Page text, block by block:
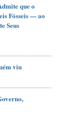
que o
Fósseis — ao
Seus
viu